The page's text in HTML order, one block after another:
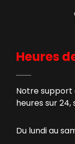
Heures
Notre support
heures sur 24,
Du lundi au